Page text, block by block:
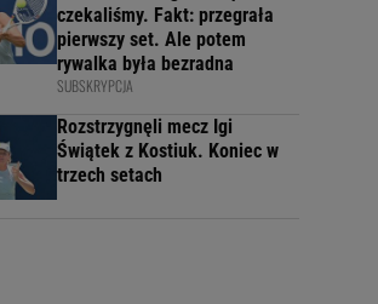
czekaliśmy. Fakt: przegrała
pierwszy set. Ale potem
rywalka była bezradna
SUBSKRYPCJA
Rozstrzygnęli mecz Igi
Świątek z Kostiuk. Koniec w
trzech setach